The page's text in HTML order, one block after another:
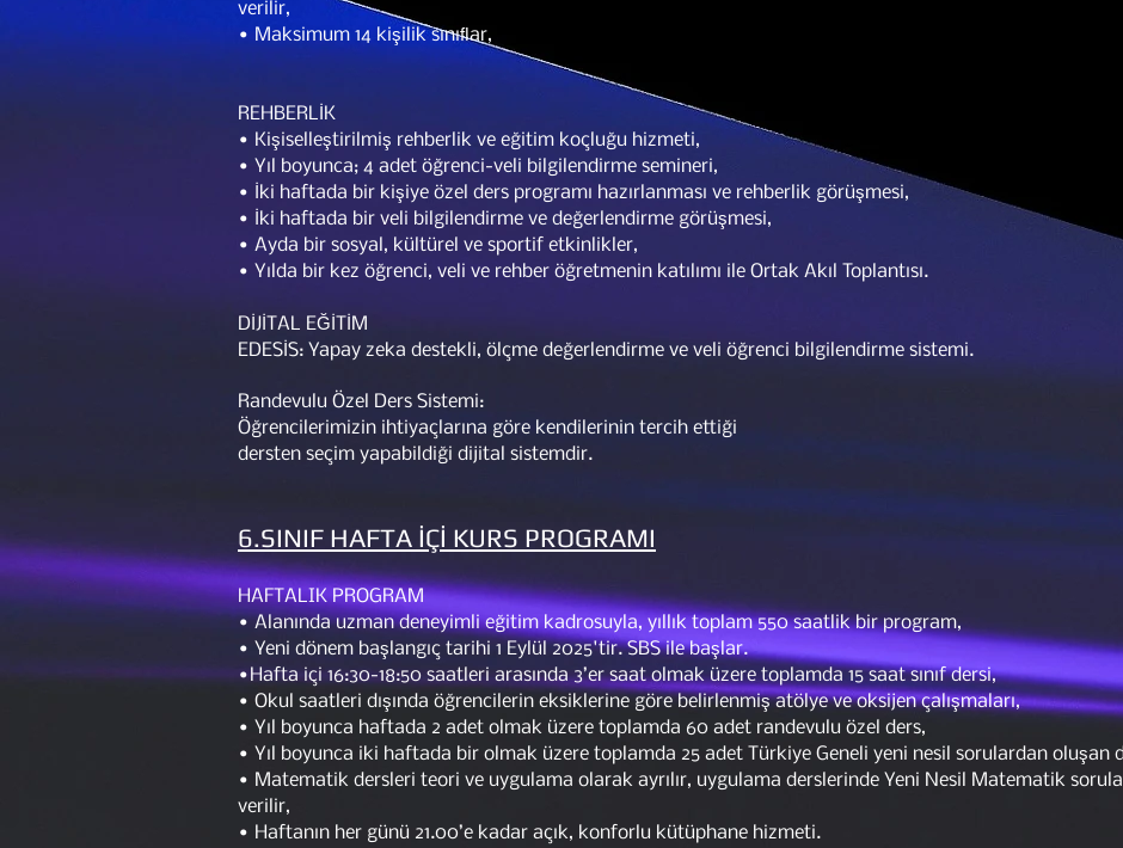
verilir,
• Maksimum 14 kişilik sınıﬂar,
REHBERLİK
• Kişiselleştirilmiş rehberlik ve eğitim koçluğu hizmeti,
• Yıl boyunca; 4 adet öğrenci-veli bilgilendirme semineri,
• İki haftada bir kişiye özel ders programı hazırlanması ve rehberlik görüşmesi,
• İki haftada bir veli bilgilendirme ve değerlendirme görüşmesi,
• Ayda bir sosyal, kültürel ve sportif etkinlikler,
• Yılda bir kez öğrenci, veli ve rehber öğretmenin katılımı ile Ortak Akıl Toplantısı.
DİJİTAL EĞİTİM
EDESİS: Yapay zeka destekli, ölçme değerlendirme ve veli öğrenci bilgilendirme sistemi.
Randevulu Özel Ders Sistemi:
Öğrencilerimizin ihtiyaçlarına göre kendilerinin tercih ettiği
dersten seçim yapabildiği dijital sistemdir.
6.SINIF HAFTA İÇİ KURS PROGRAMI
HAFTALIK PROGRAM
• Alanında uzman deneyimli eğitim kadrosuyla, yıllık toplam 550 saatlik bir program,
• Yeni dönem başlangıç tarihi 1 Eylül 2025'tir. SBS ile başlar.
•Hafta içi 16:30-18:50 saatleri arasında 3’er saat olmak üzere toplamda 15 saat sınıf dersi,
• Okul saatleri dışında öğrencilerin eksiklerine göre belirlenmiş atölye ve oksijen çalışmaları,
• Yıl boyunca haftada 2 adet olmak üzere toplamda 60 adet randevulu özel ders,
• Yıl boyunca iki haftada bir olmak üzere toplamda 25 adet Türkiye Geneli yeni nesil sorulardan oluşan
• Matematik dersleri teori ve uygulama olarak ayrılır, uygulama derslerinde Yeni Nesil Matematik
verilir,
• Haftanın her günü 21.00’e kadar açık, konforlu kütüphane hizmeti.